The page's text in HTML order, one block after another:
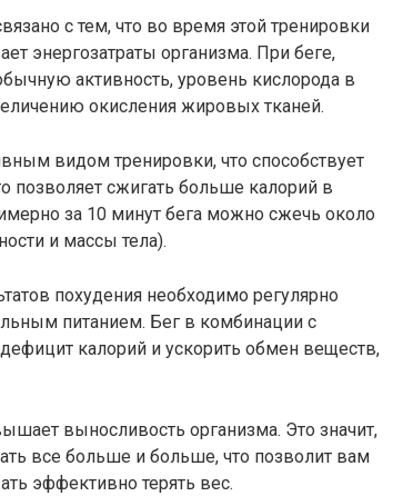
с тем, что во время этой тренировки
энергозатраты организма. При беге,
активность, уровень кислорода в
окисления жировых тканей.
видом тренировки, что способствует
позволяет сжигать больше калорий в
за 10 минут бега можно сжечь около
и массы тела).
похудения необходимо регулярно
питанием. Бег в комбинации с
калорий и ускорить обмен веществ,
выносливость организма. Это значит,
все больше и больше, что позволит вам
эффективно терять вес.